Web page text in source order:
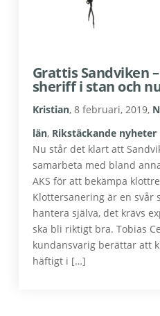
Grattis Sandviken
sheriff i stan och
Kristian, 8 februari, 2019,
län, Rikstäckande nyheter
Nu står det klart att
samarbeta med bland
AKS för att bekämpa
Klottersanering är en svår
hantera själva, det krävs
ska bli riktigt bra. Tobias
kundansvarig berättar att
häftigt i […]